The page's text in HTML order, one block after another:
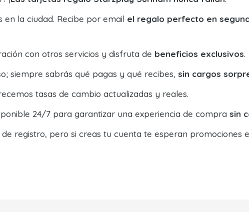
en la ciudad. Recibe por email el regalo perfecto en
con otros servicios y disfruta de beneficios exclusivos.
siempre sabrás qué pagas y qué recibes, sin cargos
tasas de cambio actualizadas y reales.
24/7 para garantizar una experiencia de compra sin
registro, pero si creas tu cuenta te esperan promociones